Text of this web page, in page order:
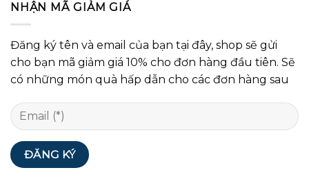
NHẬN MÃ GIẢM GIÁ
Đăng ký tên và email của bạn tại đây, shop sẽ gửi
cho bạn mã giảm giá 10% cho đơn hàng đầu tiên. Sẽ
có những món quà hấp dẫn cho các đơn hàng sau